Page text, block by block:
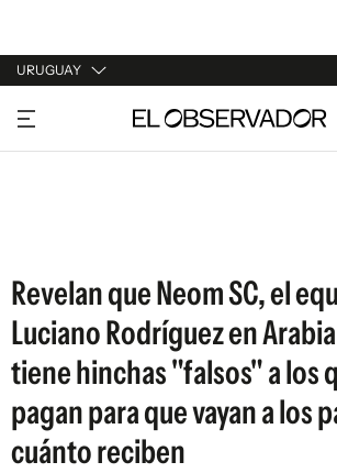
URUGUAY
URUGUAY
ARGENTINA
Revelan que Neom SC, el
Luciano Rodríguez en
tiene hinchas "falsos" a los
pagan para que vayan a los
cuánto reciben